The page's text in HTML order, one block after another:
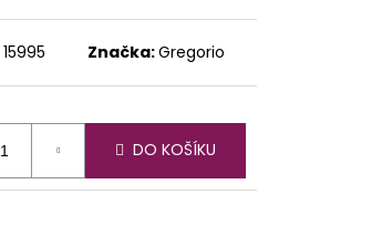
15995 Značka:Gregorio
DO KOŠÍKU